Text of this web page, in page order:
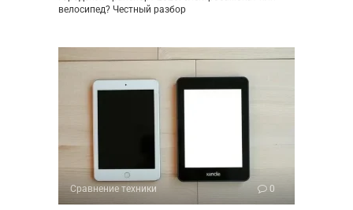
велосипед? Честный разбор
Сравнение техники 0